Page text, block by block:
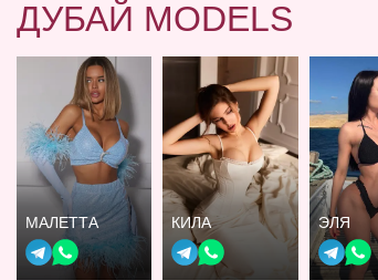
ДУБАЙ MODELS
МАЛЕТТА КИЛА ЭЛЯ